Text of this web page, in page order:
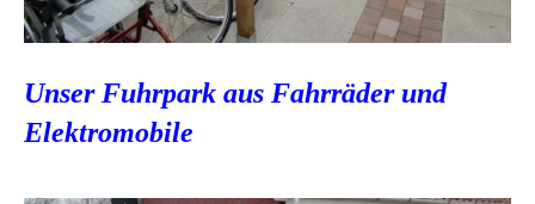
Unser Fuhrpark aus Fahrräder und
Elektromobile